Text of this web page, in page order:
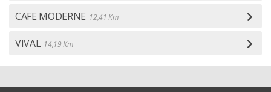
CAFE MODERNE 12,41 Km
VIVAL 14,19 Km